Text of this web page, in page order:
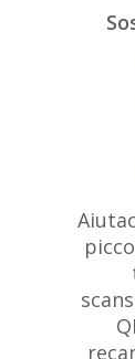
Art
Art
Art
Art
Art